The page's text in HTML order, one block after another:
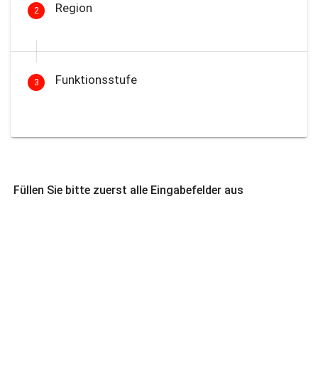
2 Region
3 Funktionsstufe
Füllen Sie bitte zuerst alle Eingabefelder aus